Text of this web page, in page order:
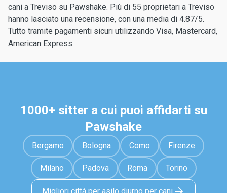
cani a Treviso su Pawshake. Più di 55 proprietari a Treviso
hanno lasciato una recensione, con una media di 4.87/5.
Tutto tramite pagamenti sicuri utilizzando Visa, Mastercard,
American Express.
1000+ sitter a cui puoi affidarti su
Pawshake
Bergamo Bologna Como Firenze
Milano Padova Roma Torino